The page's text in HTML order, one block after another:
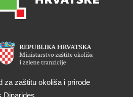
za zaštitu okoliša i prirode
Dinarides